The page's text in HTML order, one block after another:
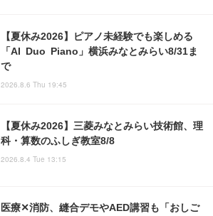
【夏休み2026】ピアノ未経験でも楽しめる
「AI Duo Piano」横浜みなとみらい8/31ま
で
2026.8.6 Thu 19:45
【夏休み2026】三菱みなとみらい技術館、理
科・算数のふしぎ教室8/8
2026.8.4 Tue 13:15
医療✕消防、縫合デモやAED講習も「おしご